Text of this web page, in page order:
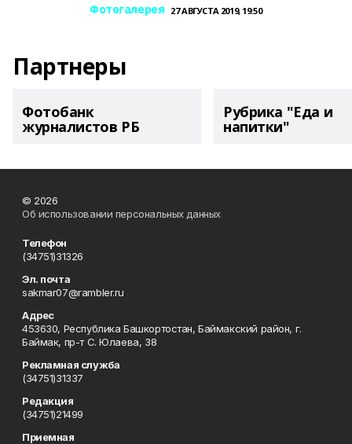
Фотогалерея 27 АВГУСТА 2019, 19:50
Партнеры
Фотобанк
журналистов РБ
Рубрика "Еда и
напитки"
© 2026
Об использовании персональных данных
Телефон
(34751)31326
Эл. почта
sakmar07@rambler.ru
Адрес
453630, Республика Башкортостан, Баймакский район, г.
Баймак, пр-т С. Юлаева, 38
Рекламная служба
(34751)31337
Редакция
(34751)21499
Приемная